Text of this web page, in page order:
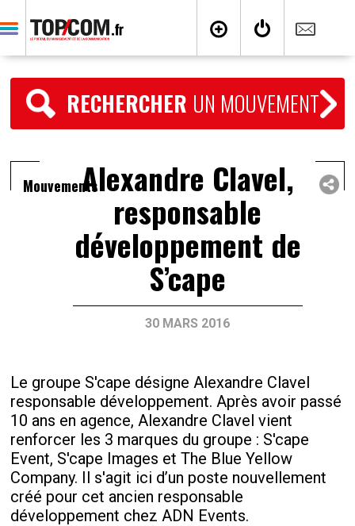
RECHERCHER UN MOUVEMENT
MouvementsAlexandre Clavel,
responsable
développement de
S’cape
30 MARS 2016
Le groupe S'cape désigne Alexandre Clavel
responsable développement. Après avoir passé
10 ans en agence, Alexandre Clavel vient
renforcer les 3 marques du groupe : S'cape
Event, S'cape Images et The Blue Yellow
Company. Il s'agit ici d’un poste nouvellement
créé pour cet ancien responsable
développement chez ADN Events.